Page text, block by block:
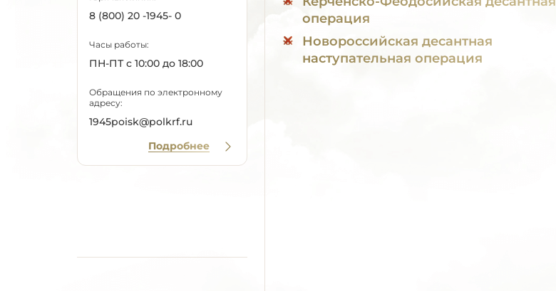
8 (800) 20 -1945- 0
Часы работы:
ПН-ПТ с 10:00 до 18:00
Обращения по электронному
адресу:
1945poisk@polkrf.ru
Подробнее
операция
Новороссийская десантная
наступательная операция